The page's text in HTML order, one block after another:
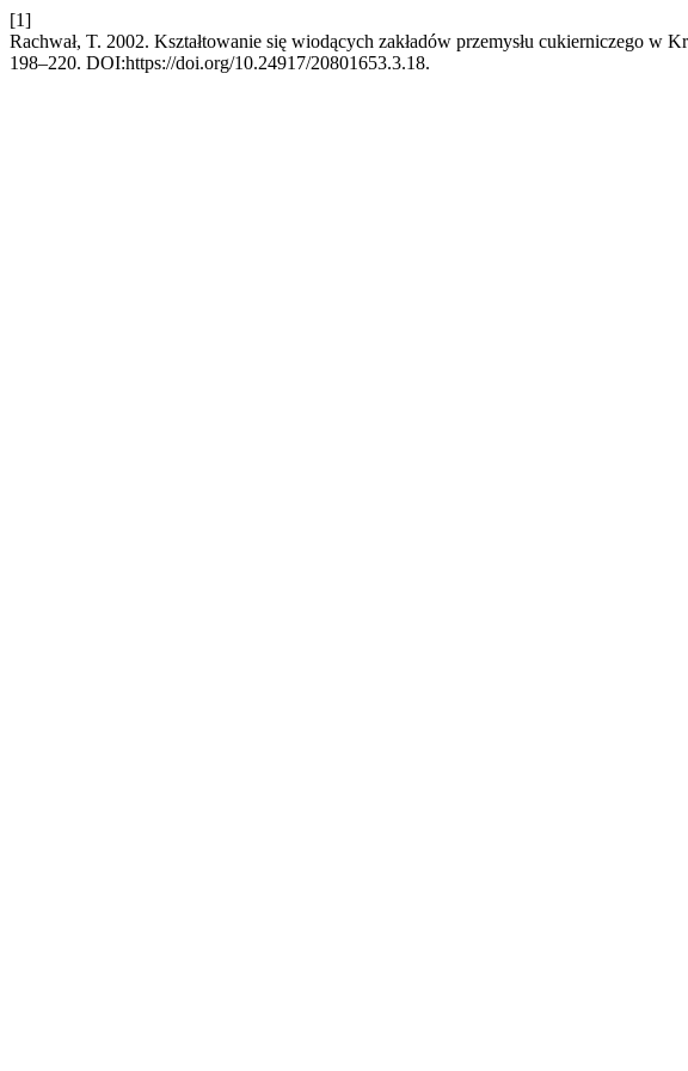
[1]
Rachwał, T. 2002. Kształtowanie się wiodących zakładów przemysłu cukierniczego w
198–220. DOI:https://doi.org/10.24917/20801653.3.18.